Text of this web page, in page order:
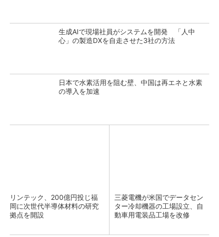
生成AIで現場社員がシステムを開発 「人中
心」の製造DXを自走させた3社の方法
日本で水素活用を阻む壁、中国は再エネと水素
の導入を加速
リンテック、200億円投じ福
岡に次世代半導体材料の研究
拠点を開設
三菱電機が米国でデータセン
ター冷却機器の工場設立、自
動車用電装品工場を改修